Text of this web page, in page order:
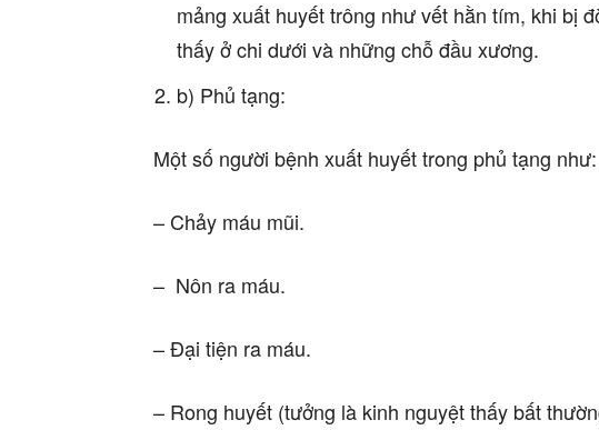
mảng xuất huyết trông như vết hằn tím, khi bị
thấy ở chi dưới và những chỗ đầu xương.
b) Phủ tạng:
Một số người bệnh xuất huyết trong phủ tạng
– Chảy máu mũi.
– Nôn ra máu.
– Đại tiện ra máu.
– Rong huyết (tưởng là kinh nguyệt thấy bất